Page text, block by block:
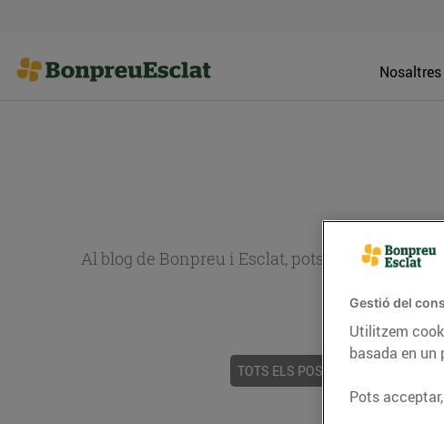
Nosaltres
Al blog de Bonpreu i Esclat, pots trobar
TOTS ELS POSTS
Gestió del
Utilitzem
basada en un
Pots